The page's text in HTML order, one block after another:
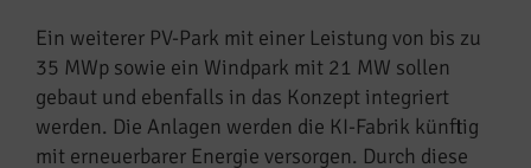
Ein weiterer PV-Park mit einer Leistung von bis zu
35 MWp sowie ein Windpark mit 21 MW sollen
gebaut und ebenfalls in das Konzept integriert
werden. Die Anlagen werden die KI-Fabrik künftig
mit erneuerbarer Energie versorgen. Durch diese